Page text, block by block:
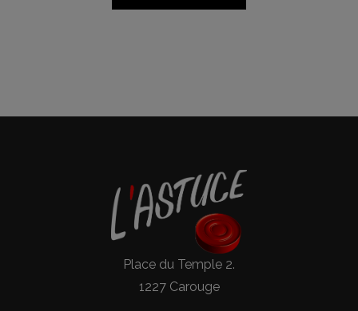
Place du Temple 2.
1227 Carouge